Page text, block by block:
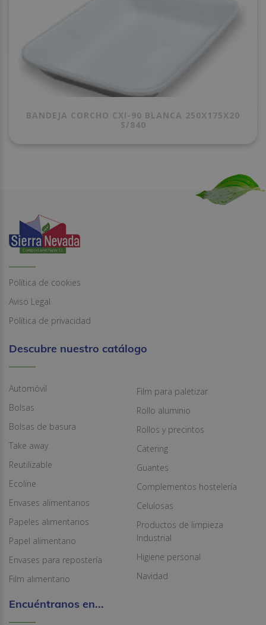
BANDEJA CORCHO CXI-90 BLANCA 250X175X20
S/840
Política de cookies
Aviso Legal
Política de privacidad
Descubre nuestro catálogo
Automóvil
Bolsas
Bolsas de basura
Take away
Reutilizable
Ecoline
Envases alimentarios
Papeles alimentarios
Papel alimentario
Envases para repostería
Film alimentario
Film para paletizar
Rollo aluminio
Rollos y precintos
Catering
Guantes
Complementos hostelería
Celulosas
Productos de limpieza
Industrial
Higiene personal
Navidad
Encuéntranos en...